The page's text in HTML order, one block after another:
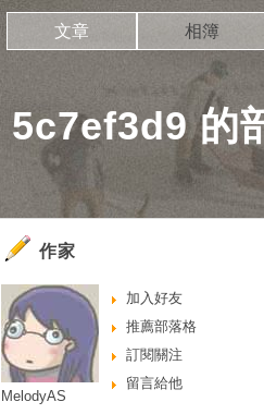
5c7ef3d9 的
文章 相簿
作家
加入好友
推薦部落格
訂閱關注
留言給他
MelodyAS